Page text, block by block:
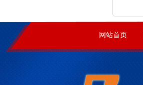
网站首页